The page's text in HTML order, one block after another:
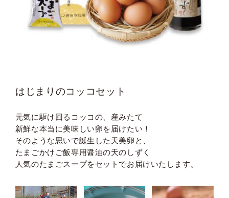
はじまりのコッコセット
元気に駆け回るコッコの、産みたて
新鮮な本当に美味しい卵を届けたい！
そのような思いで誕生した天美卵と、
たまごかけご飯専用醤油の天のしずく
人気のたまごスープをセットでお届けいたします。